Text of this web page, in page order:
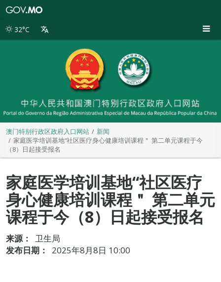
别
32°C
澳门特别行政区政府入口网站
新闻
家庭医学培训基地“社区医疗身心健康培训课程＂ 第二单元课程于今
（8）日起接受报名
家庭医学培训基地“社区医疗
身心健康培训课程＂ 第二单元
课程于今（8）日起接受报名
来源：
卫生局
发布日期：
2025年8月8日 10:00